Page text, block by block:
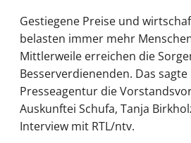
Gestiegene Preise und
belasten immer mehr
Mittlerweile erreichen die
Besserverdienenden. Das
Presseagentur die
Auskunftei Schufa, Tanja
Interview mit RTL/ntv.